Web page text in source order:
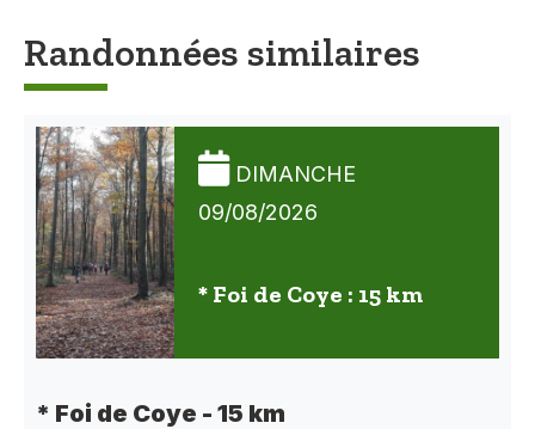
Randonnées similaires
DIMANCHE
09/08/2026
* Foi de Coye : 15 km
* Foi de Coye - 15 km